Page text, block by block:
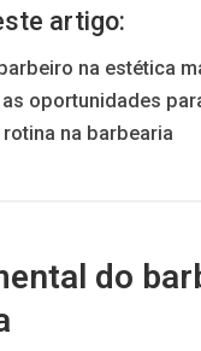
artigo:
na estética
oportunidades
na barbearia
do